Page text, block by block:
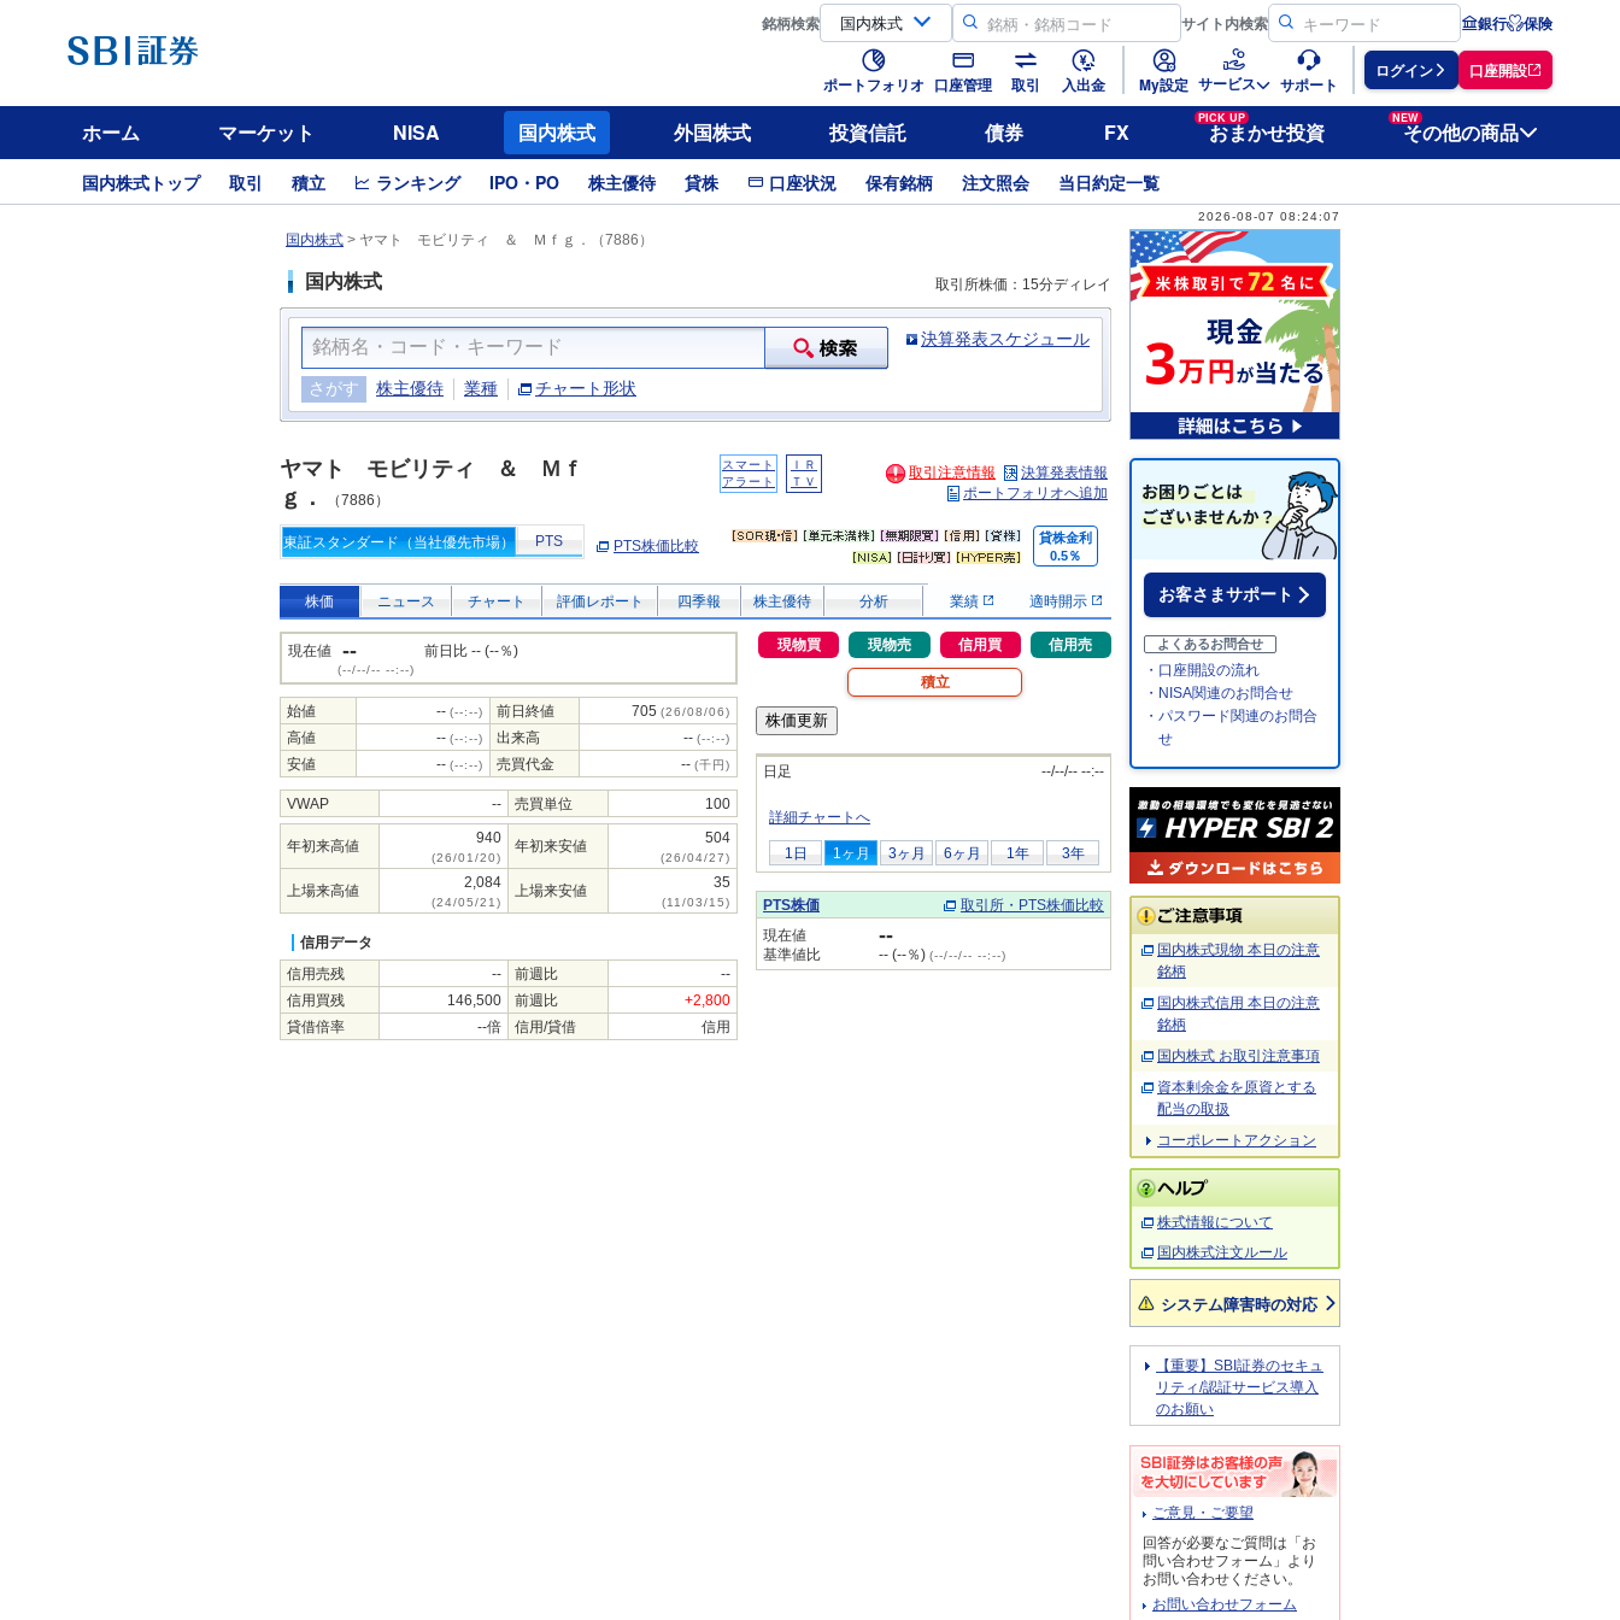
銘柄検索 サイト内検索 銀行 保険
ポートフォリオ 口座管理 取引 入出金 My設定 サービス サポート
ログイン 口座開設
ホーム マーケット NISA 国内株式 外国株式 投資信託 債券 FX
PICK UP
おまかせ投資
NEW
その他の商品
国内株式トップ 取引 積立 ランキング IPO・PO 株主優待 貸株 口座状況 保有銘柄 注文照会 当日約定一覧
2026-08-07 08:24:07
国内株式 > ヤマト モビリティ ＆ Ｍｆｇ．（7886）
国内株式 取引所株価：15分ディレイ
決算発表スケジュール
さがす 株主優待 業種 チャート形状
ヤマト モビリティ ＆ Ｍｆ
ｇ．
（7886）
スマート
アラート
ＩＲ
ＴＶ
取引注意情報
決算発表情報
ポートフォリオへ追加
東証スタンダード（当社優先市場） PTS PTS株価比較
貸株金利
0.5％
株価 ニュース チャート 評価レポート 四季報 株主優待 分析 業績 適時開示
現在値 --
(--/--/-- --:--)
前日比 -- (--％)
始値 -- (--:--) 前日終値 705 (26/08/06)
高値 -- (--:--) 出来高 -- (--:--)
安値 -- (--:--) 売買代金 -- (千円)
VWAP -- 売買単位 100
年初来高値 940
(26/01/20)
年初来安値 504
(26/04/27)
上場来高値 2,084
(24/05/21)
上場来安値 35
(11/03/15)
信用データ
信用売残
-- 前週比
--
信用買残
146,500 前週比
+2,800
貸借倍率
--倍 信用/貸借 信用
現物買 現物売 信用買 信用売
積立
日足 --/--/-- --:--
詳細チャートへ
1日 1ヶ月 3ヶ月 6ヶ月 1年 3年
PTS株価
取引所・PTS株価比較
現在値
--
基準値比 -- (--％) (--/--/-- --:--)
お客さまサポート
よくあるお問合せ
・口座開設の流れ
・NISA関連のお問合せ
・パスワード関連のお問合
せ
国内株式現物 本日の注意
銘柄
国内株式信用 本日の注意
銘柄
国内株式 お取引注意事項
資本剰余金を原資とする
配当の取扱
コーポレートアクション
株式情報について
国内株式注文ルール
システム障害時の対応
【重要】SBI証券のセキュ
リティ/認証サービス導入
のお願い
ご意見・ご要望
回答が必要なご質問は「お
問い合わせフォーム」より
お問い合わせください。
お問い合わせフォーム